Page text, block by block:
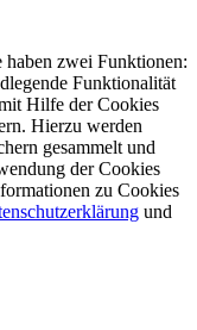
haben zwei Funktionen:
Funktionalität
Hilfe der Cookies
Hierzu werden
gesammelt und
der Cookies
zu Cookies
und